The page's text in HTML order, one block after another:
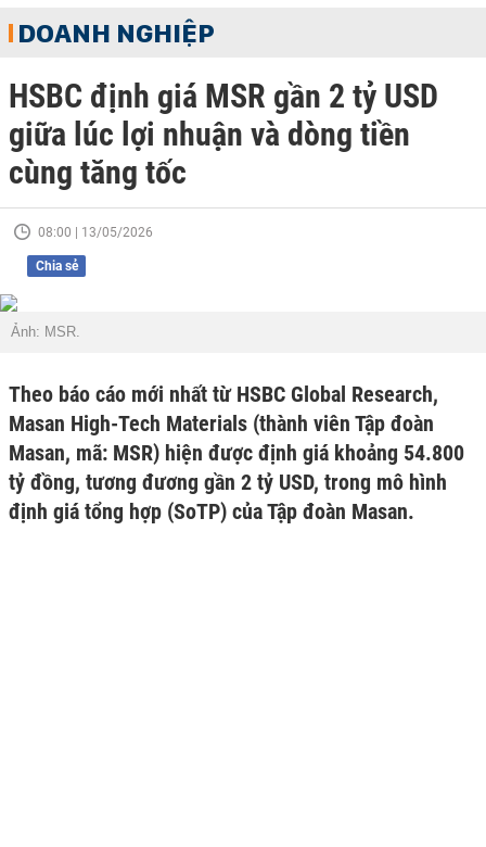
DOANH NGHIỆP
HSBC định giá MSR gần 2 tỷ USD
giữa lúc lợi nhuận và dòng tiền
cùng tăng tốc
08:00 | 13/05/2026
Chia sẻ
Ảnh: MSR.
Theo báo cáo mới nhất từ HSBC Global Research,
Masan High-Tech Materials (thành viên Tập đoàn
Masan, mã: MSR) hiện được định giá khoảng 54.800
tỷ đồng, tương đương gần 2 tỷ USD, trong mô hình
định giá tổng hợp (SoTP) của Tập đoàn Masan.